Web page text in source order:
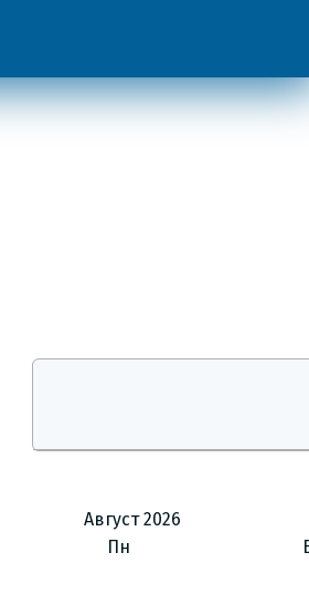
Август 2026
Пн